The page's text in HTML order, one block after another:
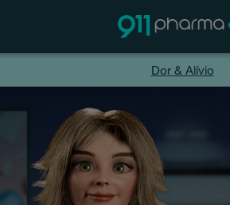
Dor & Alívio